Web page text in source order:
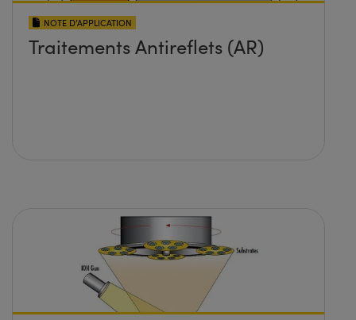
NOTE D’APPLICATION
Traitements Antireflets (AR)